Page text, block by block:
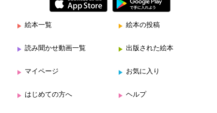
絵本一覧 絵本の投稿
読み聞かせ動画一覧 出版された絵本
マイページ お気に入り
はじめての方へ ヘルプ